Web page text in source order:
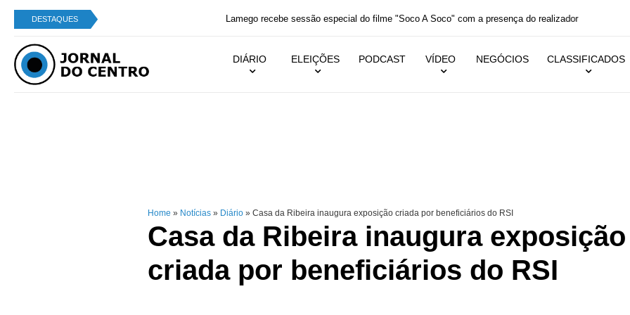
DESTAQUES Lamego recebe sessão especial do filme "Soco A Soco" com a presença do realizador
DIÁRIO ELEIÇÕES PODCAST VÍDEO NEGÓCIOS CLASSIFICADOS
Home » Notícias » Diário » Casa da Ribeira inaugura exposição criada por beneficiários do RSI
Casa da Ribeira inaugura exposição
criada por beneficiários do RSI